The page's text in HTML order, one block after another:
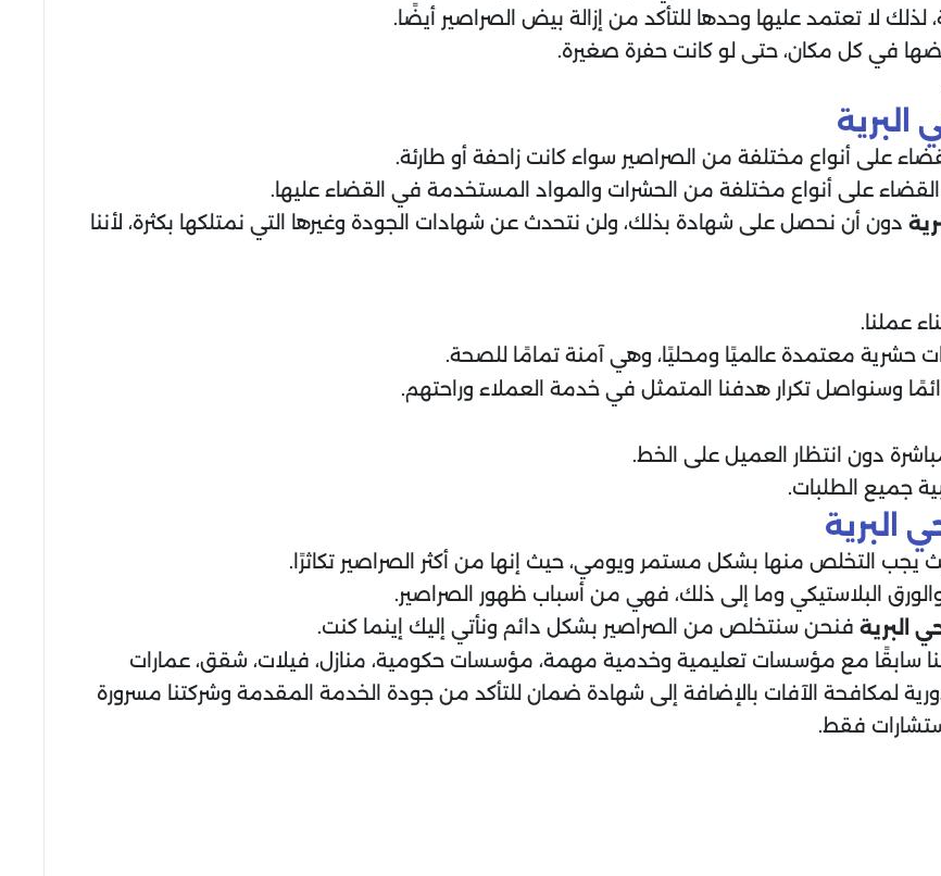
لا تعتمد عليها وحدها للتأكد من إزالة بيض الصراصير أيضًا.
في كل مكان، حتى لو كانت حفرة صغيرة.
على أنواع مختلفة من الصراصير سواء كانت زاحفة أو طارئة.
على أنواع مختلفة من الحشرات والمواد المستخدمة في القضاء عليها.
دون أن نحصل على شهادة بذلك، ولن نتحدث عن شهادات الجودة وغيرها التي نمتلكها بكثرة، لأننا
عملنا.
حشرية معتمدة عالميًا ومحليًا، وهي آمنة تمامًا للصحة.
وسنواصل تكرار هدفنا المتمثل في خدمة العملاء وراحتهم.
دون انتظار العميل على الخط.
جميع الطلبات.
البرية
يجب التخلص منها بشكل مستمر ويومي، حيث إنها من أكثر الصراصير تكاثرًا.
البلاستيكي وما إلى ذلك، فهي من أسباب ظهور الصراصير.
البرية فنحن سنتخلص من الصراصير بشكل دائم ونأتي إليك إينما كنت.
سابقًا مع مؤسسات تعليمية وخدمية مهمة، مؤسسات حكومية، منازل، فيلات، شقق، عمارات
دورية لمكافحة الآفات بالإضافة إلى شهادة ضمان للتأكد من جودة الخدمة المقدمة وشركتنا مسرورة
فقط.